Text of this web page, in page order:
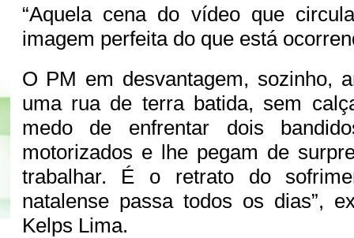
“Aquela cena do vídeo que
imagem perfeita do que está
O PM em desvantagem, sozinho,
uma rua de terra batida, sem
medo de enfrentar dois
motorizados e lhe pegam de
trabalhar. É o retrato do
natalense passa todos os dias”,
Kelps Lima.